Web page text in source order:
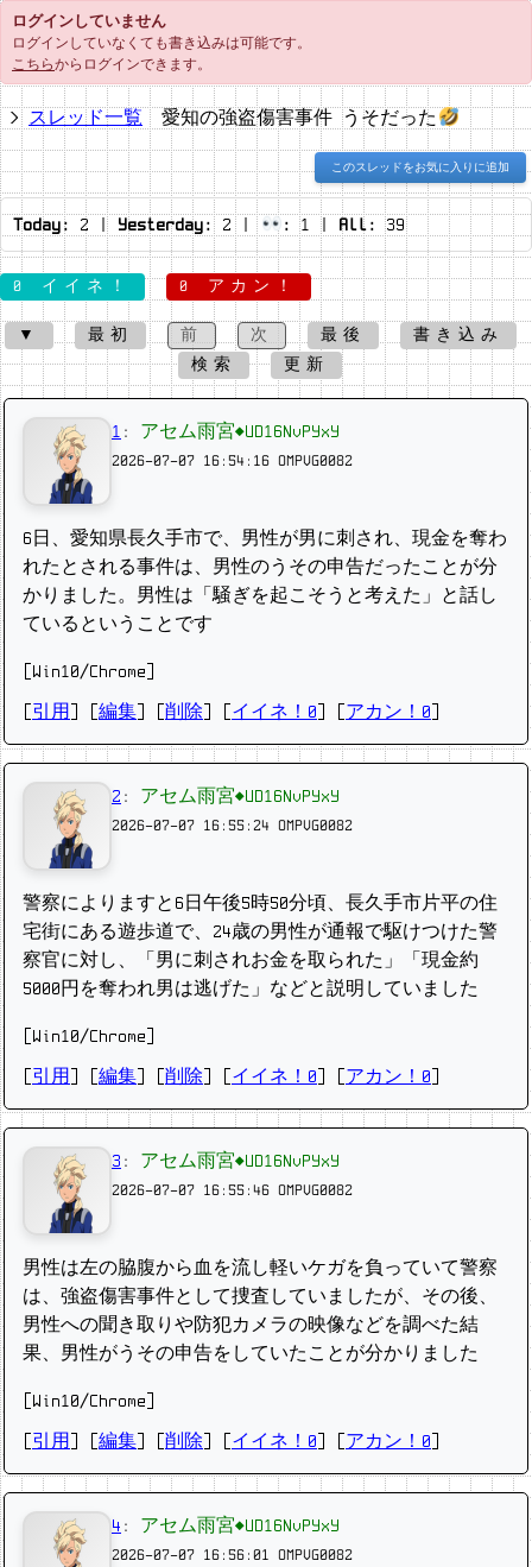
ログインしていません
ログインしていなくても書き込みは可能です。
こちらからログインできます。
スレッド一覧 愛知の強盗傷害事件 うそだった
このスレッドをお気に入りに追加
Today: 2 | Yesterday:2 | : 1 | All: 39
0 イイネ！ 0 アカン！
▼ 最初 前 次 最後
書き込み
検索
更新
1 : アセム雨宮◆UD16NvPYxY
2026-07-07 16:54:16 OMPVG0082
6日、愛知県長久手市で、男性が男に刺され、現金を奪わ
れたとされる事件は、男性のうその申告だったことが分
かりました。男性は「騒ぎを起こそうと考えた」と話し
ているということです
[Win10/Chrome]
引用 編集 削除 イイネ！0 アカン！0
2 : アセム雨宮◆UD16NvPYxY
2026-07-07 16:55:24 OMPVG0082
警察によりますと6日午後5時50分頃、長久手市片平の住
宅街にある遊歩道で、24歳の男性が通報で駆けつけた警
察官に対し、「男に刺されお金を取られた」「現金約
5000円を奪われ男は逃げた」などと説明していました
[Win10/Chrome]
引用 編集 削除 イイネ！0 アカン！0
3 : アセム雨宮◆UD16NvPYxY
2026-07-07 16:55:46 OMPVG0082
男性は左の脇腹から血を流し軽いケガを負っていて警察
は、強盗傷害事件として捜査していましたが、その後、
男性への聞き取りや防犯カメラの映像などを調べた結
果、男性がうその申告をしていたことが分かりました
[Win10/Chrome]
引用 編集 削除 イイネ！0 アカン！0
4 : アセム雨宮◆UD16NvPYxY
2026-07-07 16:56:01 OMPVG0082